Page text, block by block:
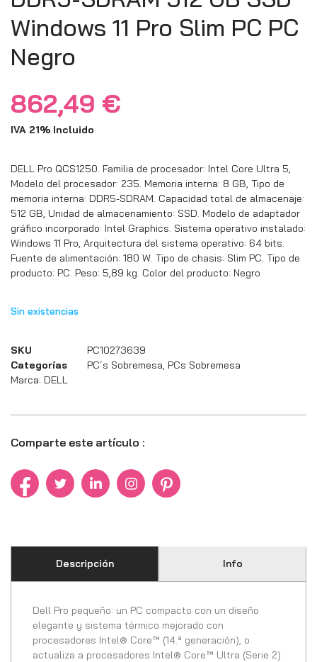
Windows 11 Pro Slim PC PC
Negro
862,49 €
IVA 21% Incluido
DELL Pro QCS1250. Familia de procesador: Intel Core Ultra 5,
Modelo del procesador: 235. Memoria interna: 8 GB, Tipo de
memoria interna: DDR5-SDRAM. Capacidad total de almacenaje:
512 GB, Unidad de almacenamiento: SSD. Modelo de adaptador
gráfico incorporado: Intel Graphics. Sistema operativo instalado:
Windows 11 Pro, Arquitectura del sistema operativo: 64 bits.
Fuente de alimentación: 180 W. Tipo de chasis: Slim PC. Tipo de
producto: PC. Peso: 5,89 kg. Color del producto: Negro
Sin existencias
SKU
PC10273639
Categorías
PC´s Sobremesa, PCs Sobremesa
Marca: DELL
Comparte este artículo :
Descripción Info
Dell Pro pequeño: un PC compacto con un diseño
elegante y sistema térmico mejorado con
procesadores Intel® Core™ (14.ª generación), o
actualiza a procesadores Intel® Core™ Ultra (Serie 2)